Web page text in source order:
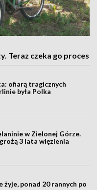
Teraz czeka go proces
ofiarą tragicznych
była Polka
w Zielonej Górze.
3 lata więzienia
żyje, ponad 20 rannych po